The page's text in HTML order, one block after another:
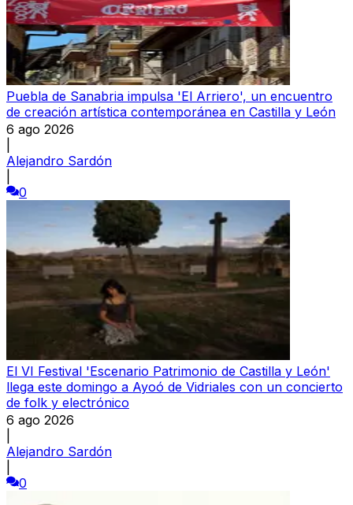
Puebla de Sanabria impulsa 'El Arriero', un encuentro
de creación artística contemporánea en Castilla y León
6 ago 2026
Alejandro Sardón
0
El VI Festival 'Escenario Patrimonio de Castilla y León'
llega este domingo a Ayoó de Vidriales con un concierto
de folk y electrónico
6 ago 2026
Alejandro Sardón
0